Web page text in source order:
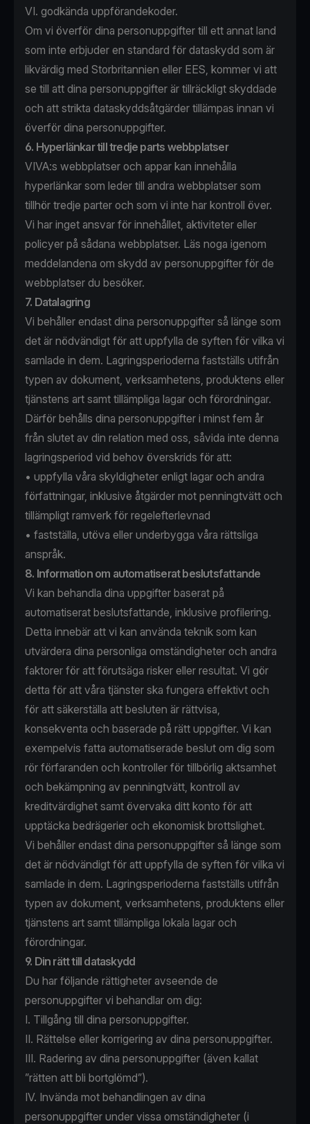
VI. godkända uppförandekoder.
Om vi överför dina personuppgifter till ett annat land
som inte erbjuder en standard för dataskydd som är
likvärdig med Storbritannien eller EES, kommer vi att
se till att dina personuppgifter är tillräckligt skyddade
och att strikta dataskyddsåtgärder tillämpas innan vi
överför dina personuppgifter.
6. Hyperlänkar till tredje parts webbplatser
VIVA:s webbplatser och appar kan innehålla
hyperlänkar som leder till andra webbplatser som
tillhör tredje parter och som vi inte har kontroll över.
Vi har inget ansvar för innehållet, aktiviteter eller
policyer på sådana webbplatser. Läs noga igenom
meddelandena om skydd av personuppgifter för de
webbplatser du besöker.
7. Datalagring
Vi behåller endast dina personuppgifter så länge som
det är nödvändigt för att uppfylla de syften för vilka vi
samlade in dem. Lagringsperioderna fastställs utifrån
typen av dokument, verksamhetens, produktens eller
tjänstens art samt tillämpliga lagar och förordningar.
Därför behålls dina personuppgifter i minst fem år
från slutet av din relation med oss, såvida inte denna
lagringsperiod vid behov överskrids för att:
• uppfylla våra skyldigheter enligt lagar och andra
författningar, inklusive åtgärder mot penningtvätt och
tillämpligt ramverk för regelefterlevnad
• fastställa, utöva eller underbygga våra rättsliga
anspråk.
8. Information om automatiserat beslutsfattande
Vi kan behandla dina uppgifter baserat på
automatiserat beslutsfattande, inklusive profilering.
Detta innebär att vi kan använda teknik som kan
utvärdera dina personliga omständigheter och andra
faktorer för att förutsäga risker eller resultat. Vi gör
detta för att våra tjänster ska fungera effektivt och
för att säkerställa att besluten är rättvisa,
konsekventa och baserade på rätt uppgifter. Vi kan
exempelvis fatta automatiserade beslut om dig som
rör förfaranden och kontroller för tillbörlig aktsamhet
och bekämpning av penningtvätt, kontroll av
kreditvärdighet samt övervaka ditt konto för att
upptäcka bedrägerier och ekonomisk brottslighet.
Vi behåller endast dina personuppgifter så länge som
det är nödvändigt för att uppfylla de syften för vilka vi
samlade in dem. Lagringsperioderna fastställs utifrån
typen av dokument, verksamhetens, produktens eller
tjänstens art samt tillämpliga lokala lagar och
förordningar.
9. Din rätt till dataskydd
Du har följande rättigheter avseende de
personuppgifter vi behandlar om dig:
I. Tillgång till dina personuppgifter.
II. Rättelse eller korrigering av dina personuppgifter.
III. Radering av dina personuppgifter (även kallat
”rätten att bli bortglömd”).
IV. Invända mot behandlingen av dina
personuppgifter under vissa omständigheter (i